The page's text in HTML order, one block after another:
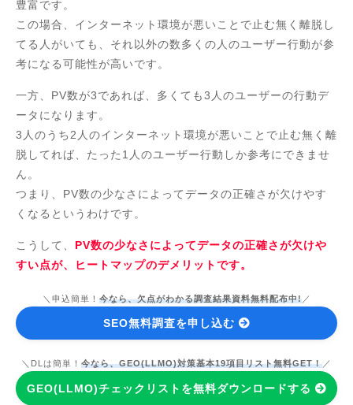
豊富です。
この場合、インターネット環境が悪いことで止む無く離脱し
てる人がいても、それ以外の数多くの人のユーザー行動が参
考になる可能性が高いです。
一方、PV数が3であれば、多くても3人のユーザーの行動デ
ータになります。
3人のうち2人のインターネット環境が悪いことで止む無く離
脱してれば、たった1人のユーザー行動しか参考にできませ
ん。
つまり、PV数の少なさによってデータの正確さが欠けやす
くなるというわけです。
こうして、 PV数の少なさによってデータの正確さが欠けや
すい点が、ヒートマップのデメリットです。
＼申込簡単！ 今なら、欠点がわかる調査結果資料無料配布中!／
SEO無料調査を申し込む
＼DLは簡単！ 今なら、GEO(LLMO)対策基本19項目リスト無料GET！ ／
GEO(LLMO)チェックリストを無料ダウンロードする